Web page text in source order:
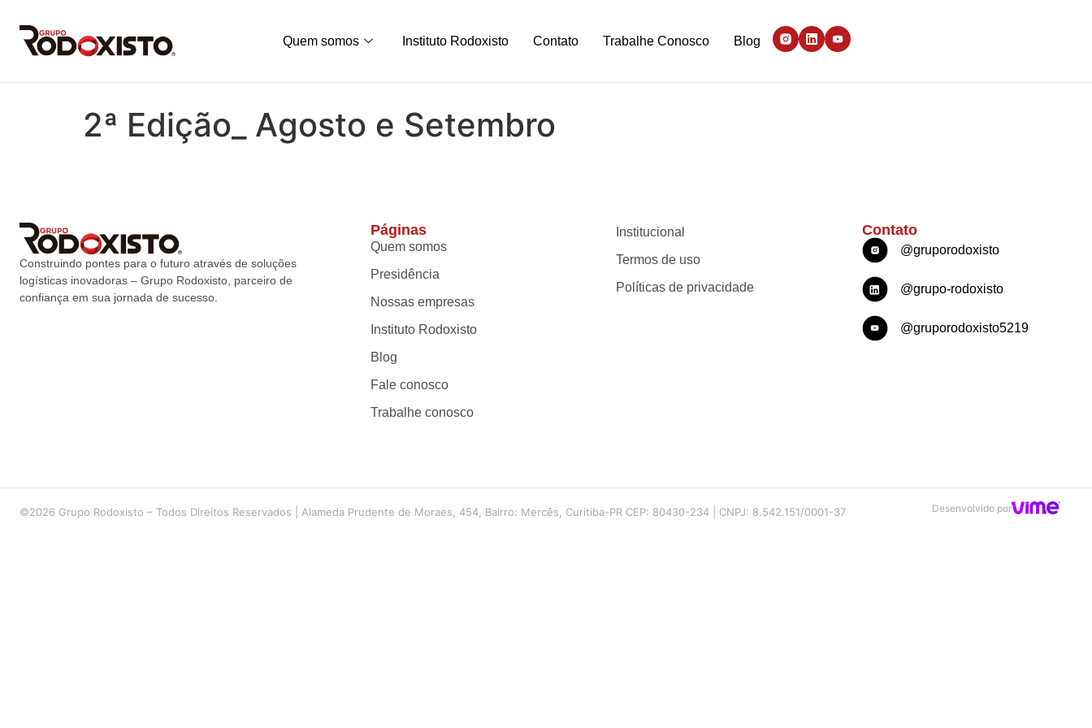
Quem somos Instituto Rodoxisto Contato Trabalhe Conosco Blog
2ª Edição_ Agosto e Setembro
Construindo pontes para o futuro através de soluções
logísticas inovadoras – Grupo Rodoxisto, parceiro de
confiança em sua jornada de sucesso.
Páginas
Quem somos
Presidência
Nossas empresas
Instituto Rodoxisto
Blog
Fale conosco
Trabalhe conosco
Institucional
Termos de uso
Políticas de privacidade
Contato
@gruporodoxisto
@grupo-rodoxisto
@gruporodoxisto5219
©2026 Grupo Rodoxisto – Todos Direitos Reservados | Alameda Prudente de Moraes, 454, Bairro: Mercês, Curitiba-PR CEP: 80430-234 | CNPJ: 8.542.151/0001-37 Desenvolvido por